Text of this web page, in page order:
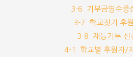
3-6. 기부금영수증
3-7. 학교짓기 후
3-8. 재능기부 신
4-1. 학교별 후원자/